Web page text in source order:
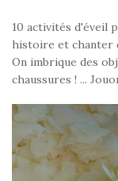
10 activités d'éveil
histoire et chanter
On imbrique des
chaussures ! ...